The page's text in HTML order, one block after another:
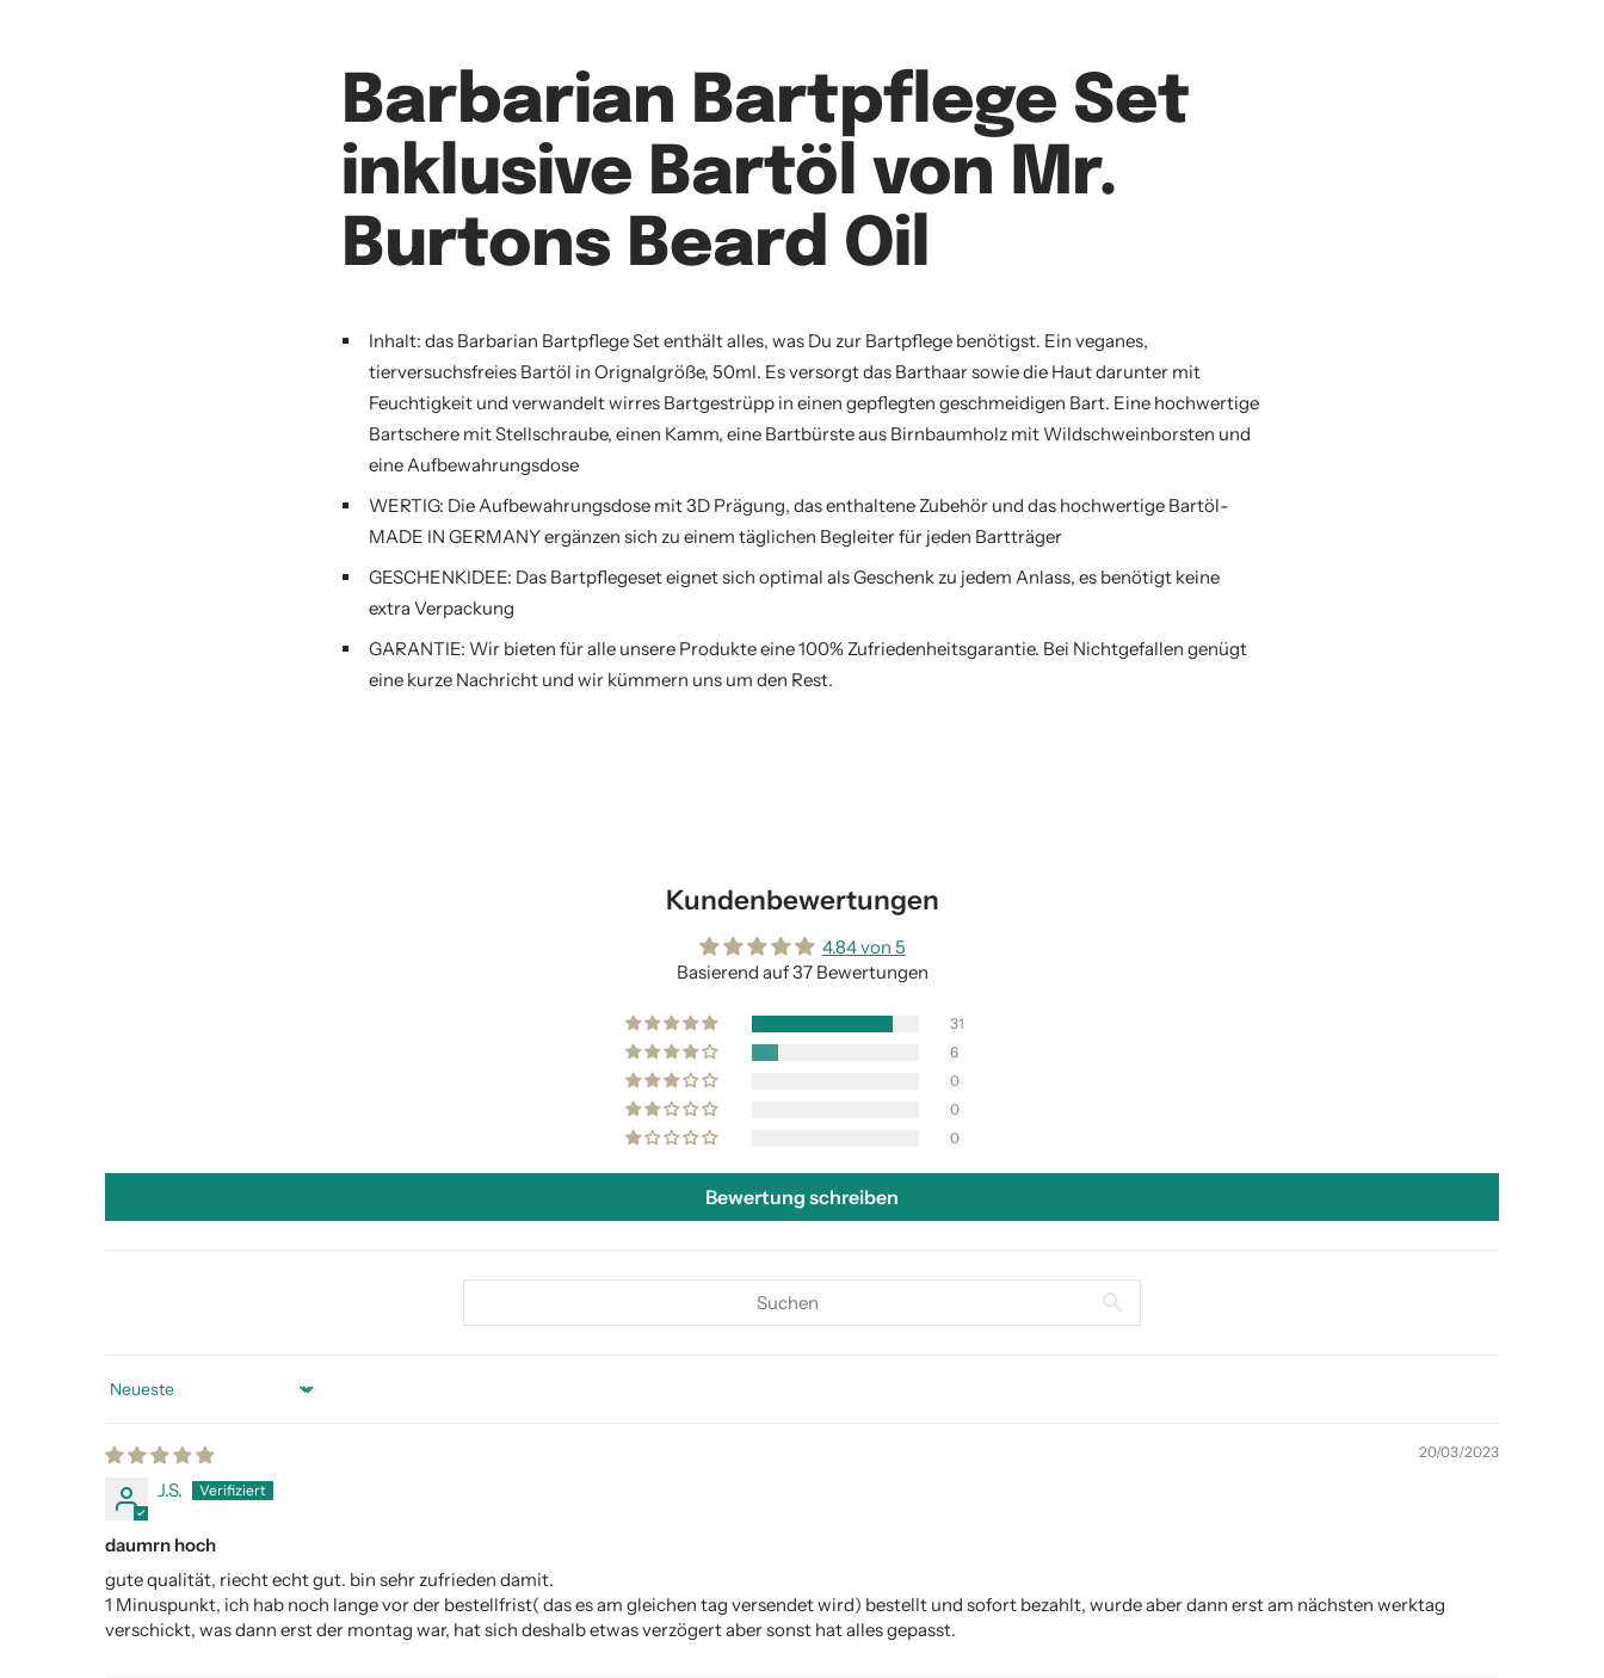
Barbarian Bartpflege Set
inklusive Bartöl von Mr.
Burtons Beard Oil
Inhalt: das Barbarian Bartpflege Set enthält alles, was Du zur Bartpflege benötigst. Ein veganes,
tierversuchsfreies Bartöl in Orignalgröße, 50ml. Es versorgt das Barthaar sowie die Haut darunter mit
Feuchtigkeit und verwandelt wirres Bartgestrüpp in einen gepflegten geschmeidigen Bart. Eine hochwertige
Bartschere mit Stellschraube, einen Kamm, eine Bartbürste aus Birnbaumholz mit Wildschweinborsten und
eine Aufbewahrungsdose
WERTIG: Die Aufbewahrungsdose mit 3D Prägung, das enthaltene Zubehör und das hochwertige Bartöl-
MADE IN GERMANY ergänzen sich zu einem täglichen Begleiter für jeden Bartträger
GESCHENKIDEE: Das Bartpflegeset eignet sich optimal als Geschenk zu jedem Anlass, es benötigt keine
extra Verpackung
GARANTIE: Wir bieten für alle unsere Produkte eine 100% Zufriedenheitsgarantie. Bei Nichtgefallen genügt
eine kurze Nachricht und wir kümmern uns um den Rest.
Kundenbewertungen
4.84 von 5
Basierend auf 37 Bewertungen
31
6
0
0
0
Bewertung schreiben
Sort by
20/03/2023
J.S.
daumrn hoch
gute qualität, riecht echt gut. bin sehr zufrieden damit.
1 Minuspunkt, ich hab noch lange vor der bestellfrist( das es am gleichen tag versendet wird) bestellt und sofort bezahlt, wurde aber dann erst am nächsten werktag
verschickt, was dann erst der montag war, hat sich deshalb etwas verzögert aber sonst hat alles gepasst.